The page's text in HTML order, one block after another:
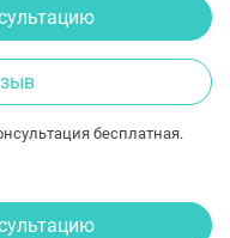
бесплатная.